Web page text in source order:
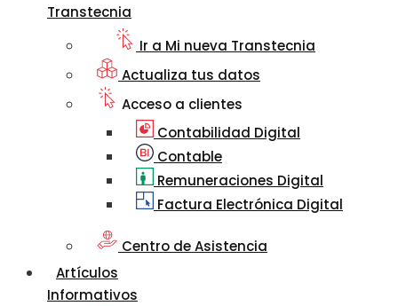
Transtecnia
Ir a Mi nueva Transtecnia
Actualiza tus datos
Acceso a clientes
Contabilidad Digital
Contable
Remuneraciones Digital
Factura Electrónica Digital
Centro de Asistencia
Artículos
Informativos